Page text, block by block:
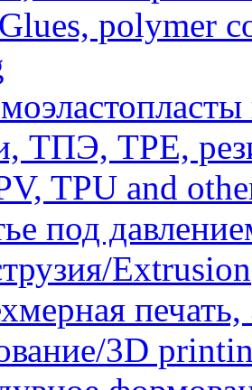
polymer
ТПЭ, TPE,
TPU and
под
Extrusion
3D